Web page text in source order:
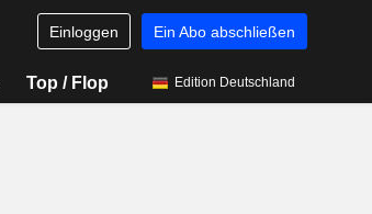
Einloggen Ein Abo abschließen
Top / Flop Edition Deutschland